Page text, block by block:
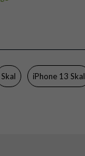
Skal iPhone 13 Skal